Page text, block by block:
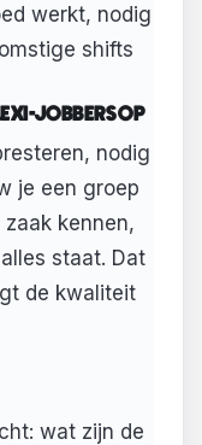
werkt, nodig
shifts
JOBBERS OP
nodig
je een groep
kennen,
staat. Dat
de kwaliteit
wat zijn de